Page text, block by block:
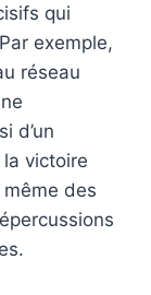
qui
exemple,
réseau
d’un
victoire
même des